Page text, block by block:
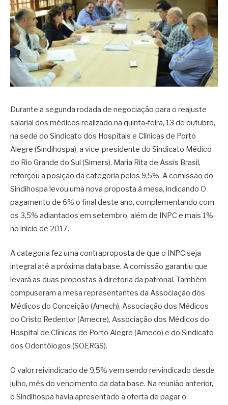
Durante a segunda rodada de negociação para o reajuste
salarial dos médicos realizado na quinta-feira, 13 de outubro,
na sede do Sindicato dos Hospitais e Clínicas de Porto
Alegre (Sindihospa), a vice-presidente do Sindicato Médico
do Rio Grande do Sul (Simers), Maria Rita de Assis Brasil,
reforçou a posição da categoria pelos 9,5%. A comissão do
Sindihospa levou uma nova proposta à mesa, indicando O
pagamento de 6% o final deste ano, complementando com
os 3,5% adiantados em setembro, além de INPC e mais 1%
no início de 2017.
A categoria fez uma contraproposta de que o INPC seja
integral até a próxima data base. A comissão garantiu que
levará as duas propostas à diretoria da patronal. Também
compuseram a mesa representantes da Associação dos
Médicos do Conceição (Amech), Associação dos Médicos
do Cristo Redentor (Amecre), Associação dos Médicos do
Hospital de Clínicas de Porto Alegre (Ameco) e do Sindicato
dos Odontólogos (SOERGS).
O valor reivindicado de 9,5% vem sendo reivindicado desde
julho, mês do vencimento da data base. Na reunião anterior,
o Sindihospa havia apresentado a oferta de pagar o